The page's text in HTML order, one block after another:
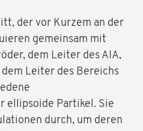
der vor Kurzem an der
gemeinsam mit
dem Leiter des AIA,
Leiter des Bereichs
ellipsoide Partikel. Sie
durch, um deren